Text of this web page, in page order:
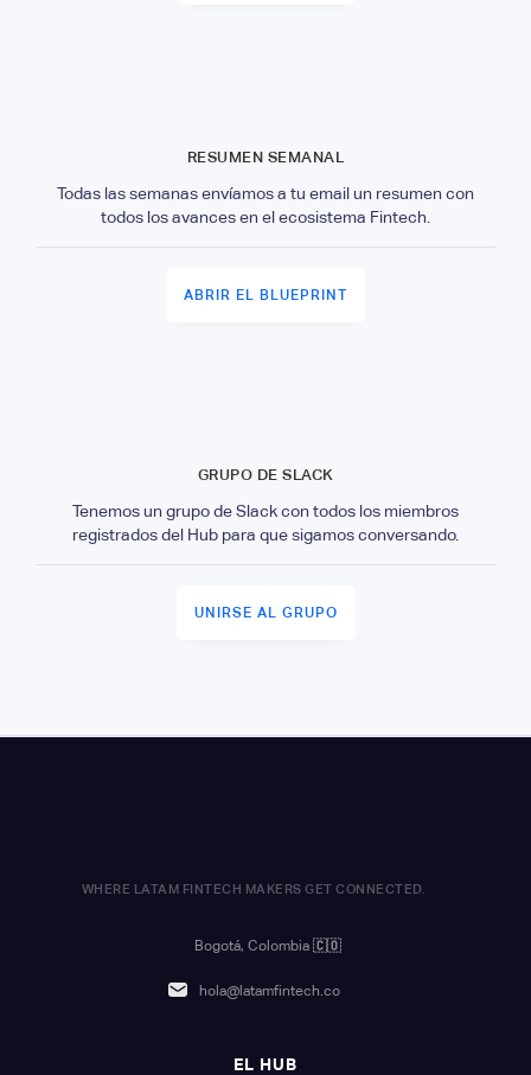
RESUMEN SEMANAL
Todas las semanas envíamos a tu email un resumen con
todos los avances en el ecosistema Fintech.
ABRIR EL BLUEPRINT
GRUPO DE SLACK
Tenemos un grupo de Slack con todos los miembros
registrados del Hub para que sigamos conversando.
UNIRSE AL GRUPO
WHERE LATAM FINTECH MAKERS GET CONNECTED.
Bogotá, Colombia 🇨🇴
hola@latamfintech.co
EL HUB